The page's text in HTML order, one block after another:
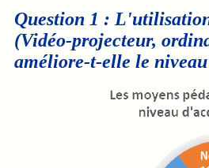
Question 1 :
(Vidéo-projecteur,
améliore-t-elle le